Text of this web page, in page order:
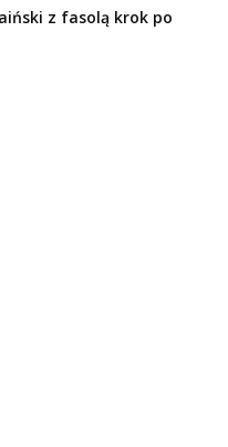
z fasolą krok po